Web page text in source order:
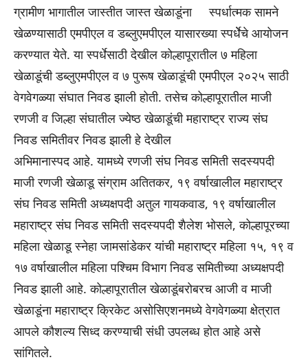
ग्रामीण भागातील जास्तीत जास्त खेळाडूंना स्पर्धात्मक सामने
खेळण्यासाठी एमपीएल व डब्लुएमपीएल यासारख्या स्पर्धेेचे आयोजन
करण्यात येते. या स्पर्धेसाठी देखील कोल्हापूरातील ७ महिला
खेळाडूंची डब्लुएमपीएल व ७ पुरूष खेळाडूंची एमपीएल २०२५ साठी
वेगवेगळ्या संघात निवड झाली होती. तसेच कोल्हापूरातील माजी
रणजी व जिल्हा संघातील ज्येष्ठ खेळाडूंची महाराष्ट्र राज्य संघ
निवड समितीवर निवड झाली हे देखील
अभिमानास्पद आहे. यामध्ये रणजी संघ निवड समिती सदस्यपदी
माजी रणजी खेळाडू संग्राम अतितकर, १९ वर्षाखालील महाराष्ट्र
संघ निवड समिती अध्यक्षपदी अतुल गायकवाड, १९ वर्षाखालील
महाराष्ट्र संघ निवड समिती सदस्यपदी शैलेश भोसले, कोल्हापूरच्या
महिला खेळाडू स्नेहा जामसांडेकर यांची महाराष्ट्र महिला १५, १९ व
१७ वर्षाखालील महिला पश्चिम विभाग निवड समितीच्या अध्यक्षपदी
निवड झाली आहे. कोल्हापूरातील खेळाडूंबरोबरच आजी व माजी
खेळाडूंना महाराष्ट्र क्रिकेट असोसिएशनमध्ये वेगवेगळ्या क्षेत्रात
आपले कौशल्य सिध्द करण्याची संधी उपलब्ध होत आहे असे
सांगितले.